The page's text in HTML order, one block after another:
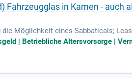
in Kamen - auch
Möglichkeit eines Sabbaticals;
Zuschuss zur betrieblichen
| Betriebliche Altersvorsorge |